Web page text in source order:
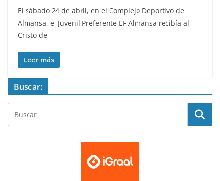
El sábado 24 de abril, en el Complejo Deportivo de
Almansa, el Juvenil Preferente EF Almansa recibía al
Cristo de
Leer más
Buscar: